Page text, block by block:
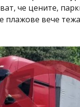
че цените,
плажове вече